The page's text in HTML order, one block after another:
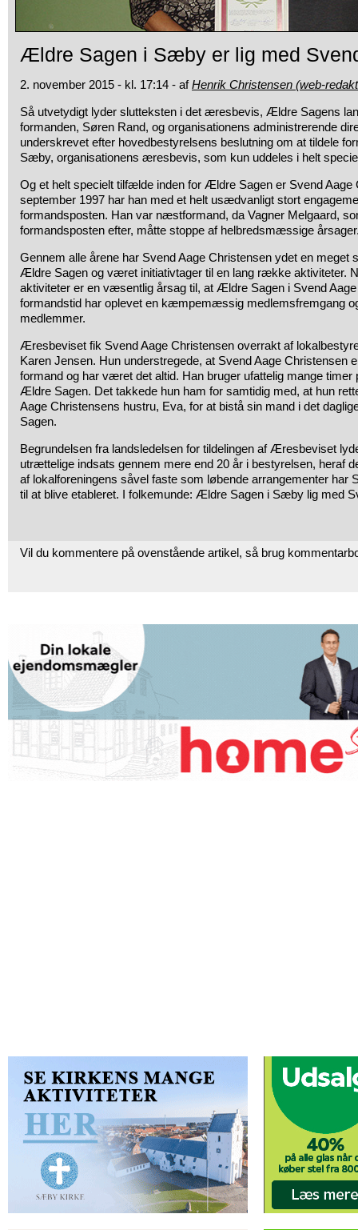
Ældre Sagen i Sæby er lig med
2. november 2015 - kl. 17:14 - afHenrik Christensen (web-
Så utvetydigt lyder slutteksten i det æresbevis, Ældre Sagens
formanden, Søren Rand, og organisationens administrerende
underskrevet efter hovedbestyrelsens beslutning om at tildele
Sæby, organisationens æresbevis, som kun uddeles i helt
Og et helt specielt tilfælde inden for Ældre Sagen er Svend Aage
september 1997 har han med et helt usædvanligt stort
formandsposten. Han var næstformand, da Vagner Melgaard,
formandsposten efter, måtte stoppe af helbredsmæssige
Gennem alle årene har Svend Aage Christensen ydet en meget
Ældre Sagen og været initiativtager til en lang række aktiviteter.
aktiviteter er en væsentlig årsag til, at Ældre Sagen i Svend
formandstid har oplevet en kæmpemæssig medlemsfremgang
medlemmer.
Æresbeviset fik Svend Aage Christensen overrakt af
Karen Jensen. Hun understregede, at Svend Aage Christensen
formand og har været det altid. Han bruger ufattelig mange timer
Ældre Sagen. Det takkede hun ham for samtidig med, at hun
Aage Christensens hustru, Eva, for at bistå sin mand i det
Sagen.
Begrundelsen fra landsledelsen for tildelingen af Æresbeviset
utrættelige indsats gennem mere end 20 år i bestyrelsen, heraf
af lokalforeningens såvel faste som løbende arrangementer har
til at blive etableret. I folkemunde: Ældre Sagen i Sæby lig med
Vil du kommentere på ovenstående artikel, så brug